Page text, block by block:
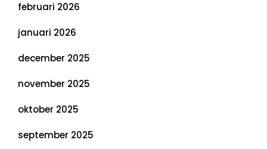
februari 2026
januari 2026
december 2025
november 2025
oktober 2025
september 2025